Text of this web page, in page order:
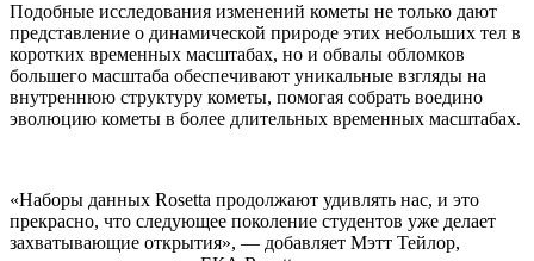
Подобные исследования изменений кометы не только дают
представление о динамической природе этих небольших тел в
коротких временных масштабах, но и обвалы обломков
большего масштаба обеспечивают уникальные взгляды на
внутреннюю структуру кометы, помогая собрать воедино
эволюцию кометы в более длительных временных масштабах.
«Наборы данных Rosetta продолжают удивлять нас, и это
прекрасно, что следующее поколение студентов уже делает
захватывающие открытия», — добавляет Мэтт Тейлор,